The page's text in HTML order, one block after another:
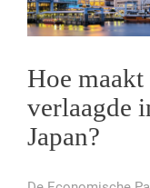
Hoe
verlaagde
Japan?